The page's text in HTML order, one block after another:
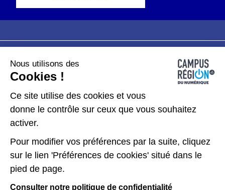
Plan du site
Données personnelles
Gérer les cookies
Kit de communication
Accessibilité : partiellement conforme
Nous utilisons des
Cookies !
Ce site utilise des cookies et vous
donne le contrôle sur ceux que vous souhaitez
activer.
Pour modifier vos préférences par la suite, cliquez
sur le lien 'Préférences de cookies' situé dans le
pied de page.
Consulter notre politique de confidentialité